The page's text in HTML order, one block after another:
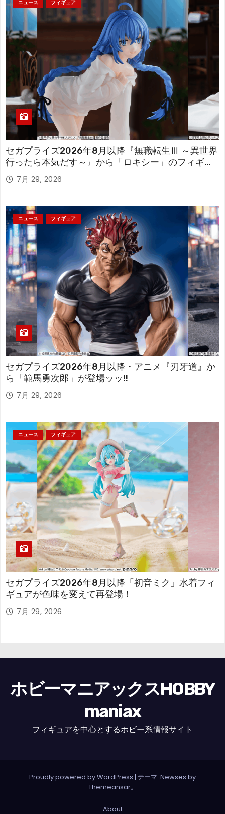
ニュース フィギュア
セガプライズ2026年8月以降『無職転生Ⅲ ～異世界
行ったら本気だす～』から「ロキシー」のフィギュ
アが登場！
7月 29, 2026
ニュース フィギュア
セガプライズ2026年8月以降・アニメ『刃牙道』か
ら「範馬勇次郎」が登場ッッ!!
7月 29, 2026
ニュース フィギュア
セガプライズ2026年8月以降「初音ミク」水着フィ
ギュアが色味を変えて再登場！
7月 29, 2026
ホビーマニアックスHOBBY
maniax
フィギュアを中心とするホビー系情報サイト
Proudly powered by WordPress | テーマ: Newses by
Themeansar。
About